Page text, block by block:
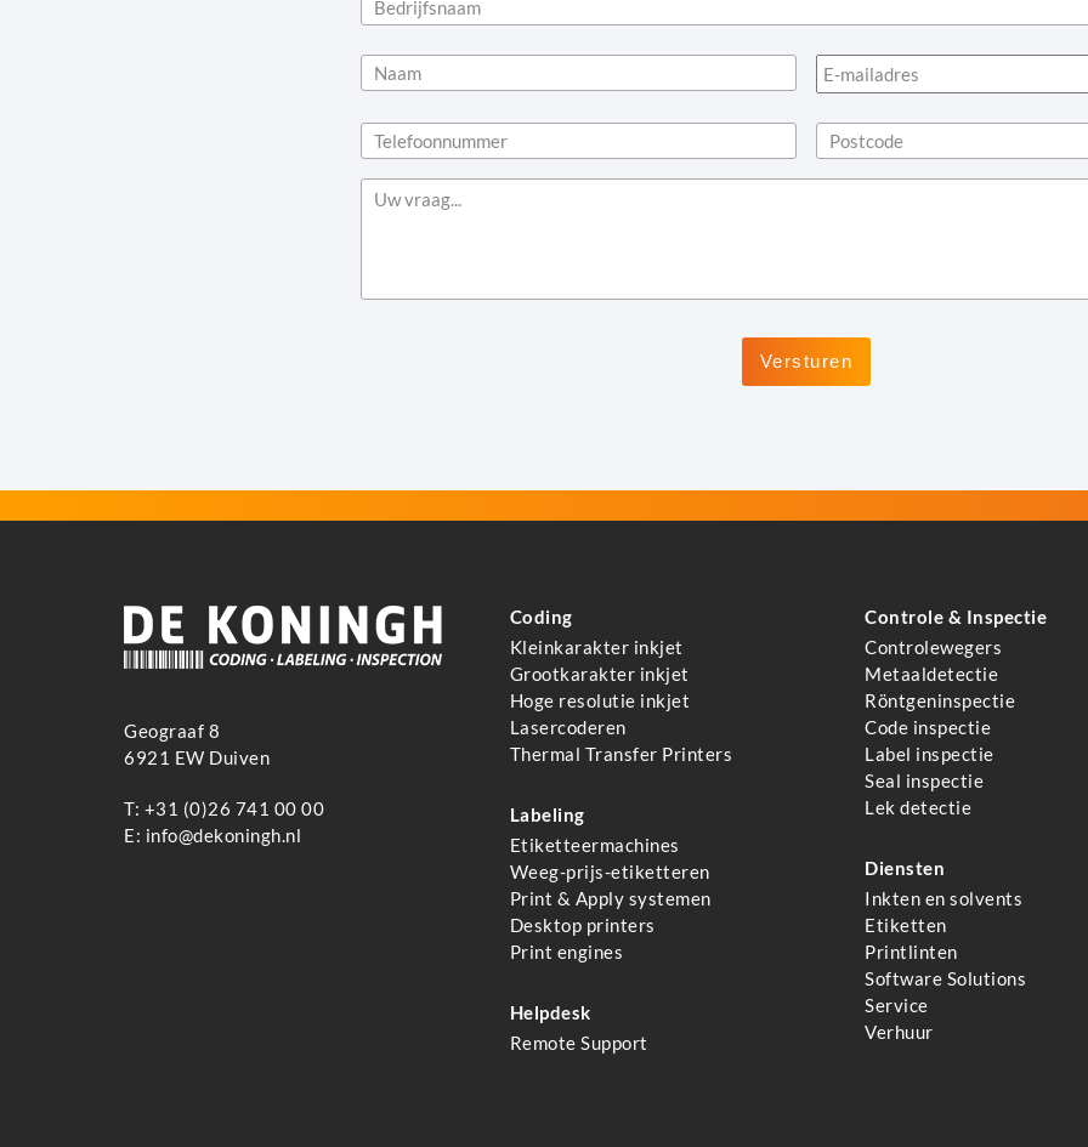
Geograaf 8
6921 EW Duiven
T: +31 (0)26 741 00 00
E: info@dekoningh.nl
Coding
Kleinkarakter inkjet
Grootkarakter inkjet
Hoge resolutie inkjet
Lasercoderen
Thermal Transfer Printers
Labeling
Etiketteermachines
Weeg-prijs-etiketteren
Print & Apply systemen
Desktop printers
Print engines
Helpdesk
Remote Support
Controle & Inspectie
Controlewegers
Metaaldetectie
Röntgeninspectie
Code inspectie
Label inspectie
Seal inspectie
Lek detectie
Diensten
Inkten en solvents
Etiketten
Printlinten
Software Solutions
Service
Verhuur